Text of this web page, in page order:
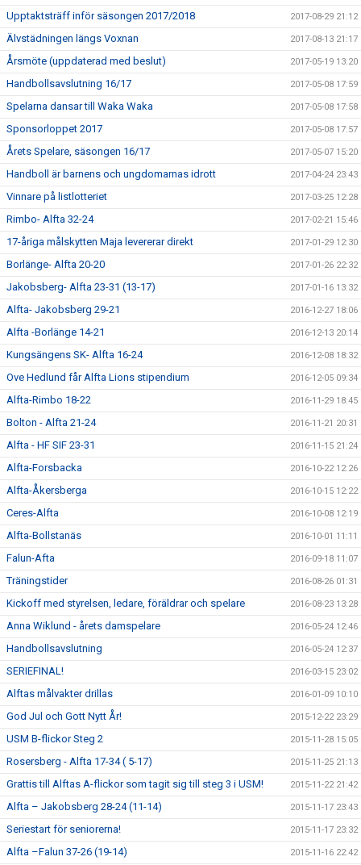
Upptaktsträff inför säsongen 2017/2018 2017-08-29 21:12
Älvstädningen längs Voxnan 2017-08-13 21:17
Årsmöte (uppdaterad med beslut) 2017-05-19 13:20
Handbollsavslutning 16/17 2017-05-08 17:59
Spelarna dansar till Waka Waka 2017-05-08 17:58
Sponsorloppet 2017 2017-05-08 17:57
Årets Spelare, säsongen 16/17 2017-05-07 15:20
Handboll är barnens och ungdomarnas idrott 2017-04-24 23:43
Vinnare på listlotteriet 2017-03-25 12:28
Rimbo- Alfta 32-24 2017-02-21 15:46
17-åriga målskytten Maja levererar direkt 2017-01-29 12:30
Borlänge- Alfta 20-20 2017-01-26 22:32
Jakobsberg- Alfta 23-31 (13-17) 2017-01-16 13:32
Alfta- Jakobsberg 29-21 2016-12-27 18:06
Alfta -Borlänge 14-21 2016-12-13 20:14
Kungsängens SK- Alfta 16-24 2016-12-08 18:32
Ove Hedlund får Alfta Lions stipendium 2016-12-05 09:34
Alfta-Rimbo 18-22 2016-11-29 18:45
Bolton - Alfta 21-24 2016-11-21 20:31
Alfta - HF SIF 23-31 2016-11-15 21:24
Alfta-Forsbacka 2016-10-22 12:26
Alfta-Åkersberga 2016-10-15 12:22
Ceres-Alfta 2016-10-08 12:19
Alfta-Bollstanäs 2016-10-01 11:11
Falun-Afta 2016-09-18 11:07
Träningstider 2016-08-26 01:31
Kickoff med styrelsen, ledare, föräldrar och spelare 2016-08-23 13:28
Anna Wiklund - årets damspelare 2016-05-24 12:46
Handbollsavslutning 2016-05-24 12:37
SERIEFINAL! 2016-03-15 23:02
Alftas målvakter drillas 2016-01-09 10:10
God Jul och Gott Nytt År! 2015-12-22 23:29
USM B-flickor Steg 2 2015-11-28 15:05
Rosersberg - Alfta 17-34 ( 5-17) 2015-11-25 21:13
Grattis till Alftas A-flickor som tagit sig till steg 3 i USM! 2015-11-22 21:42
Alfta – Jakobsberg 28-24 (11-14) 2015-11-17 23:43
Seriestart för seniorerna! 2015-11-17 23:32
Alfta –Falun 37-26 (19-14) 2015-11-16 22:42